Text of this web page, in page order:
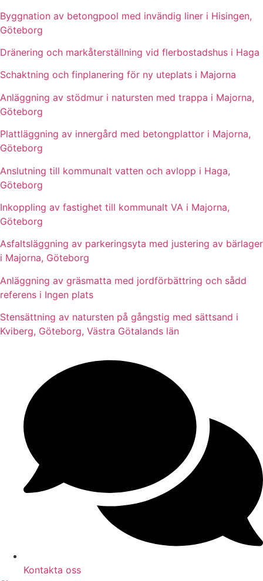
Byggnation av betongpool med invändig liner i Hisingen,
Göteborg
Dränering och markåterställning vid flerbostadshus i Haga
Schaktning och finplanering för ny uteplats i Majorna
Anläggning av stödmur i natursten med trappa i Majorna,
Göteborg
Plattläggning av innergård med betongplattor i Majorna,
Göteborg
Anslutning till kommunalt vatten och avlopp i Haga,
Göteborg
Inkoppling av fastighet till kommunalt VA i Majorna,
Göteborg
Asfaltsläggning av parkeringsyta med justering av bärlager
i Majorna, Göteborg
Anläggning av gräsmatta med jordförbättring och sådd
referens i Ingen plats
Stensättning av natursten på gångstig med sättsand i
Kviberg, Göteborg, Västra Götalands län
Kontakta oss